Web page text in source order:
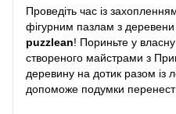
Проведіть час із
фігурним пазлам з деревени
puzzlean! Пориньте у
створеного майстрами з
деревину на дотик разом
допоможе подумки